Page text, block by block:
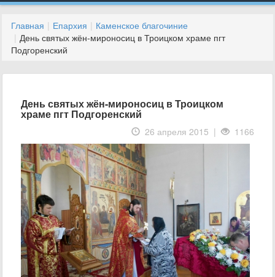
Главная Епархия
Каменское благочиние
День святых жён-мироносиц в Троицком храме пгт
Подгоренский
День святых жён-мироносиц в Троицком
храме пгт Подгоренский
26 апреля 2015 | 1166